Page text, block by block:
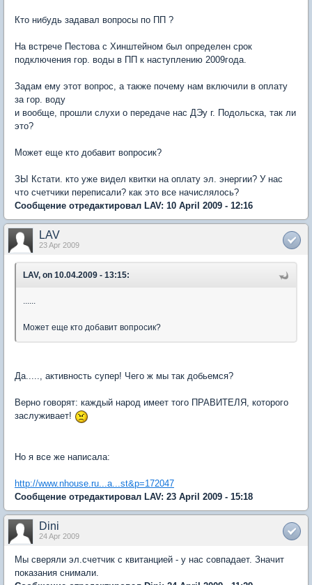
Кто нибудь задавал вопросы по ПП ?
На встрече Пестова с Хинштейном был определен срок
подключения гор. воды в ПП к наступлению 2009года.
Задам ему этот вопрос, а также почему нам включили в оплату
за гор. воду
и вообще, прошли слухи о передаче нас ДЭу г. Подольска, так ли
это?
Может еще кто добавит вопросик?
ЗЫ Кстати. кто уже видел квитки на оплату эл. энергии? У нас
что счетчики переписали? как это все начислялось?
Сообщение отредактировал LAV: 10 April 2009 - 12:16
LAV
23 Apr 2009
LAV, on 10.04.2009 - 13:15:
......
Может еще кто добавит вопросик?
Да....., активность супер! Чего ж мы так добьемся?
Верно говорят: каждый народ имеет того ПРАВИТЕЛЯ, которого
заслуживает!
Но я все же написала:
http://www.nhouse.ru...a...st&p=172047
Сообщение отредактировал LAV: 23 April 2009 - 15:18
Dini
24 Apr 2009
Мы сверяли эл.счетчик с квитанцией - у нас совпадает. Значит
показания снимали.